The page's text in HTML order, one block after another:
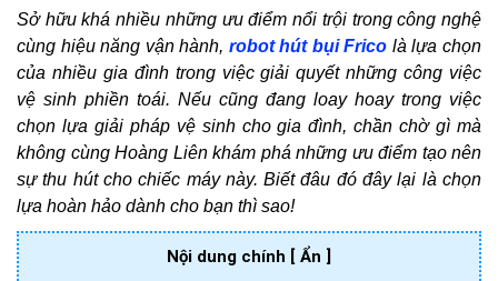
Sở hữu khá nhiều những ưu điểm nổi trội trong công nghệ
cùng hiệu năng vận hành, robot hút bụi Frico là lựa chọn
của nhiều gia đình trong việc giải quyết những công việc
vệ sinh phiền toái. Nếu cũng đang loay hoay trong việc
chọn lựa giải pháp vệ sinh cho gia đình, chần chờ gì mà
không cùng Hoàng Liên khám phá những ưu điểm tạo nên
sự thu hút cho chiếc máy này. Biết đâu đó đây lại là chọn
lựa hoàn hảo dành cho bạn thì sao!
Nội dung chính [ Ẩn ]